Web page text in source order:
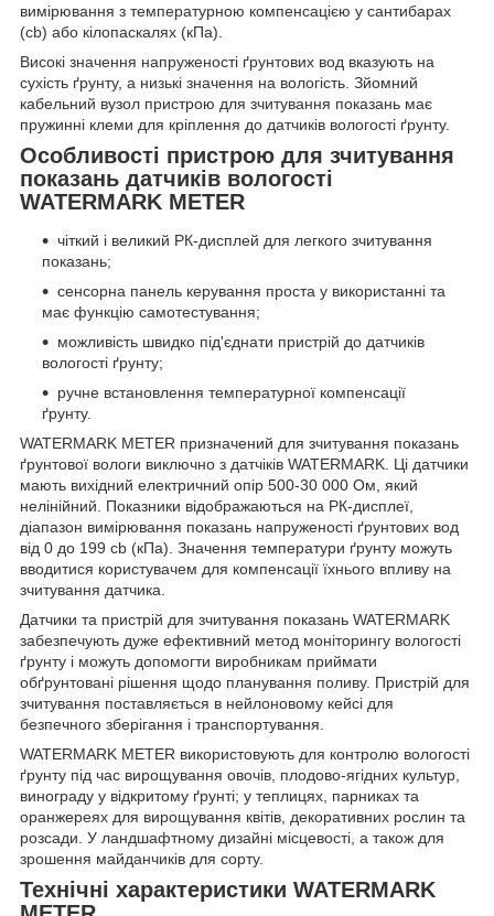
вимірювання з температурною компенсацією у сантибарах
(cb) або кілопаскалях (кПа).
Високі значення напруженості ґрунтових вод вказують на
сухість ґрунту, а низькі значення на вологість. Зйомний
кабельний вузол пристрою для зчитування показань має
пружинні клеми для кріплення до датчиків вологості ґрунту.
Особливості пристрою для зчитування
показань датчиків вологості
WATERMARK METER
чіткий і великий РК-дисплей для легкого зчитування
показань;
сенсорна панель керування проста у використанні та
має функцію самотестування;
можливість швидко під'єднати пристрій до датчиків
вологості ґрунту;
ручне встановлення температурної компенсації
ґрунту.
WATERMARK METER призначений для зчитування показань
ґрунтової вологи виключно з датчіків WATERMARK. Ці датчики
мають вихідний електричний опір 500-30 000 Ом, який
нелінійний. Показники відображаються на РК-дисплеї,
діапазон вимірювання показань напруженості ґрунтових вод
від 0 до 199 cb (кПа). Значення температури ґрунту можуть
вводитися користувачем для компенсації їхнього впливу на
зчитування датчика.
Датчики та пристрій для зчитування показань WATERMARK
забезпечують дуже ефективний метод моніторингу вологості
ґрунту і можуть допомогти виробникам приймати
обґрунтовані рішення щодо планування поливу. Пристрій для
зчитування поставляється в нейлоновому кейсі для
безпечного зберігання і транспортування.
WATERMARK METER використовують для контролю вологості
ґрунту під час вирощування овочів, плодово-ягідних культур,
винограду у відкритому ґрунті; у теплицях, парниках та
оранжереях для вирощування квітів, декоративних рослин та
розсади. У ландшафтному дизайні місцевості, а також для
зрошення майданчиків для сорту.
Технічні характеристики WATERMARK